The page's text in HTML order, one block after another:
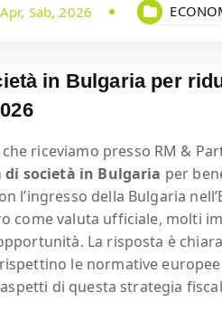
Apr, Sab, 2026
in Bulgaria per
riceviamo presso RM &
società in Bulgaria per
l’ingresso della Bulgaria
come valuta ufficiale, molti
La risposta è
le normative
di questa strategia